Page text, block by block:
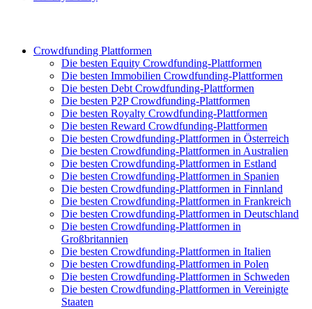
Crowdfunding Plattformen
Die besten Equity Crowdfunding-Plattformen
Die besten Immobilien Crowdfunding-Plattformen
Die besten Debt Crowdfunding-Plattformen
Die besten P2P Crowdfunding-Plattformen
Die besten Royalty Crowdfunding-Plattformen
Die besten Reward Crowdfunding-Plattformen
Die besten Crowdfunding-Plattformen in Österreich
Die besten Crowdfunding-Plattformen in Australien
Die besten Crowdfunding-Plattformen in Estland
Die besten Crowdfunding-Plattformen in Spanien
Die besten Crowdfunding-Plattformen in Finnland
Die besten Crowdfunding-Plattformen in Frankreich
Die besten Crowdfunding-Plattformen in Deutschland
Die besten Crowdfunding-Plattformen in
Großbritannien
Die besten Crowdfunding-Plattformen in Italien
Die besten Crowdfunding-Plattformen in Polen
Die besten Crowdfunding-Plattformen in Schweden
Die besten Crowdfunding-Plattformen in Vereinigte
Staaten